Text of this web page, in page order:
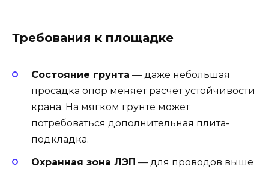
Требования к площадке
Состояние грунта — даже небольшая
просадка опор меняет расчёт устойчивости
крана. На мягком грунте может
потребоваться дополнительная плита-
подкладка.
Охранная зона ЛЭП — для проводов выше